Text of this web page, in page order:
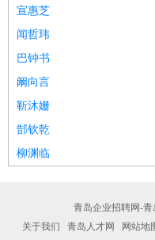
宣惠芝
闻哲玮
巴钟书
阚向言
靳沐姗
郜钦乾
柳渊临
青岛企业招聘网-
关于我们
青岛人才网 网站地